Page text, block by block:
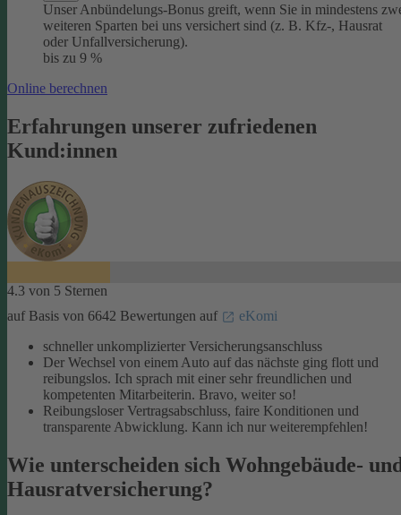
Unser Anbündelungs-Bonus greift, wenn Sie in mindestens
weiteren Sparten bei uns versichert sind (z. B. Kfz-, Hausrat
oder Unfallversicherung).
bis zu 9 %
Online berechnen
Erfahrungen unserer zufriedenen
Kund:innen
4.3 von 5 Sternen
auf Basis von 6642 Bewertungen auf
eKomi
schneller unkomplizierter Versicherungsanschluss
Der Wechsel von einem Auto auf das nächste ging flott und
reibungslos. Ich sprach mit einer sehr freundlichen und
kompetenten Mitarbeiterin. Bravo, weiter so!
Reibungsloser Vertragsabschluss, faire Konditionen und
transparente Abwicklung. Kann ich nur weiterempfehlen!
Wie unterscheiden sich Wohngebäude-
Hausratversicherung?